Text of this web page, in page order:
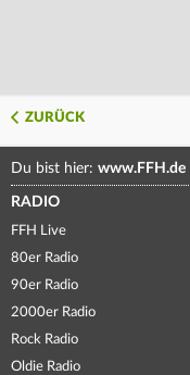
ZURÜCK
Du bist hier: www.FFH.de
RADIO
FFH Live
80er Radio
90er Radio
2000er Radio
Rock Radio
Oldie Radio